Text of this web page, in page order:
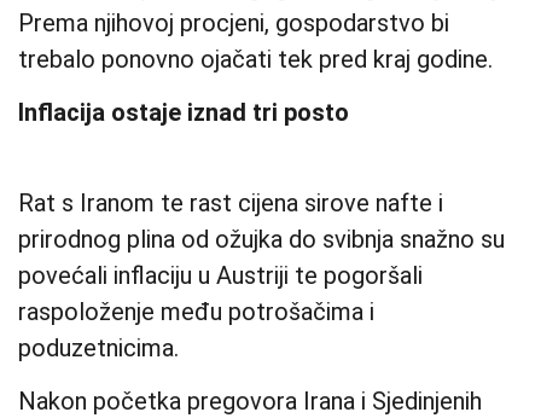
Prema njihovoj procjeni, gospodarstvo bi
trebalo ponovno ojačati tek pred kraj godine.
Inflacija ostaje iznad tri posto
Rat s Iranom te rast cijena sirove nafte i
prirodnog plina od ožujka do svibnja snažno su
povećali inflaciju u Austriji te pogoršali
raspoloženje među potrošačima i
poduzetnicima.
Nakon početka pregovora Irana i Sjedinjenih